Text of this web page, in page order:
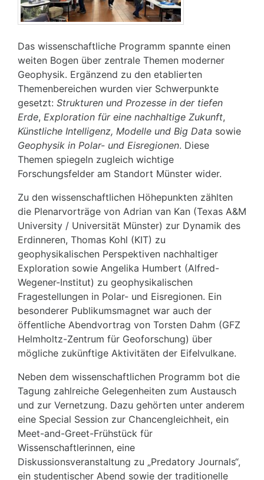
Das wissenschaftliche Programm spannte einen
weiten Bogen über zentrale Themen moderner
Geophysik. Ergänzend zu den etablierten
Themenbereichen wurden vier Schwerpunkte
gesetzt: Strukturen und Prozesse in der tiefen
Erde, Exploration für eine nachhaltige Zukunft,
Künstliche Intelligenz, Modelle und Big Data sowie
Geophysik in Polar- und Eisregionen. Diese
Themen spiegeln zugleich wichtige
Forschungsfelder am Standort Münster wider.
Zu den wissenschaftlichen Höhepunkten zählten
die Plenarvorträge von Adrian van Kan (Texas A&M
University / Universität Münster) zur Dynamik des
Erdinneren, Thomas Kohl (KIT) zu
geophysikalischen Perspektiven nachhaltiger
Exploration sowie Angelika Humbert (Alfred-
Wegener-Institut) zu geophysikalischen
Fragestellungen in Polar- und Eisregionen. Ein
besonderer Publikumsmagnet war auch der
öffentliche Abendvortrag von Torsten Dahm (GFZ
Helmholtz-Zentrum für Geoforschung) über
mögliche zukünftige Aktivitäten der Eifelvulkane.
Neben dem wissenschaftlichen Programm bot die
Tagung zahlreiche Gelegenheiten zum Austausch
und zur Vernetzung. Dazu gehörten unter anderem
eine Special Session zur Chancengleichheit, ein
Meet-and-Greet-Frühstück für
Wissenschaftlerinnen, eine
Diskussionsveranstaltung zu „Predatory Journals“,
ein studentischer Abend sowie der traditionelle